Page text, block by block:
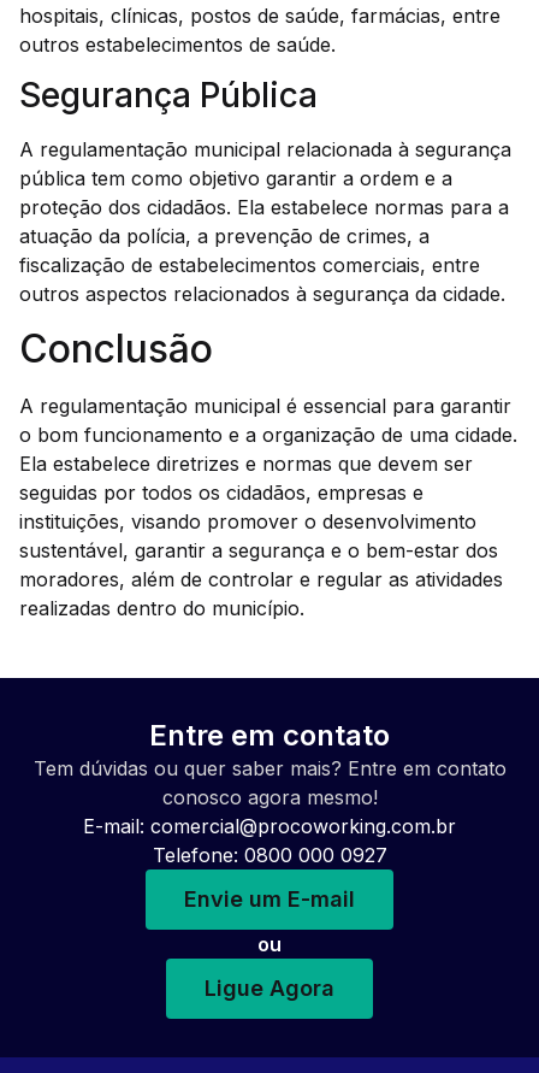
hospitais, clínicas, postos de saúde, farmácias, entre
outros estabelecimentos de saúde.
Segurança Pública
A regulamentação municipal relacionada à segurança
pública tem como objetivo garantir a ordem e a
proteção dos cidadãos. Ela estabelece normas para a
atuação da polícia, a prevenção de crimes, a
fiscalização de estabelecimentos comerciais, entre
outros aspectos relacionados à segurança da cidade.
Conclusão
A regulamentação municipal é essencial para garantir
o bom funcionamento e a organização de uma cidade.
Ela estabelece diretrizes e normas que devem ser
seguidas por todos os cidadãos, empresas e
instituições, visando promover o desenvolvimento
sustentável, garantir a segurança e o bem-estar dos
moradores, além de controlar e regular as atividades
realizadas dentro do município.
Entre em contato
Tem dúvidas ou quer saber mais? Entre em contato
conosco agora mesmo!
E-mail: comercial@procoworking.com.br
Telefone: 0800 000 0927
Envie um E-mail
ou
Ligue Agora